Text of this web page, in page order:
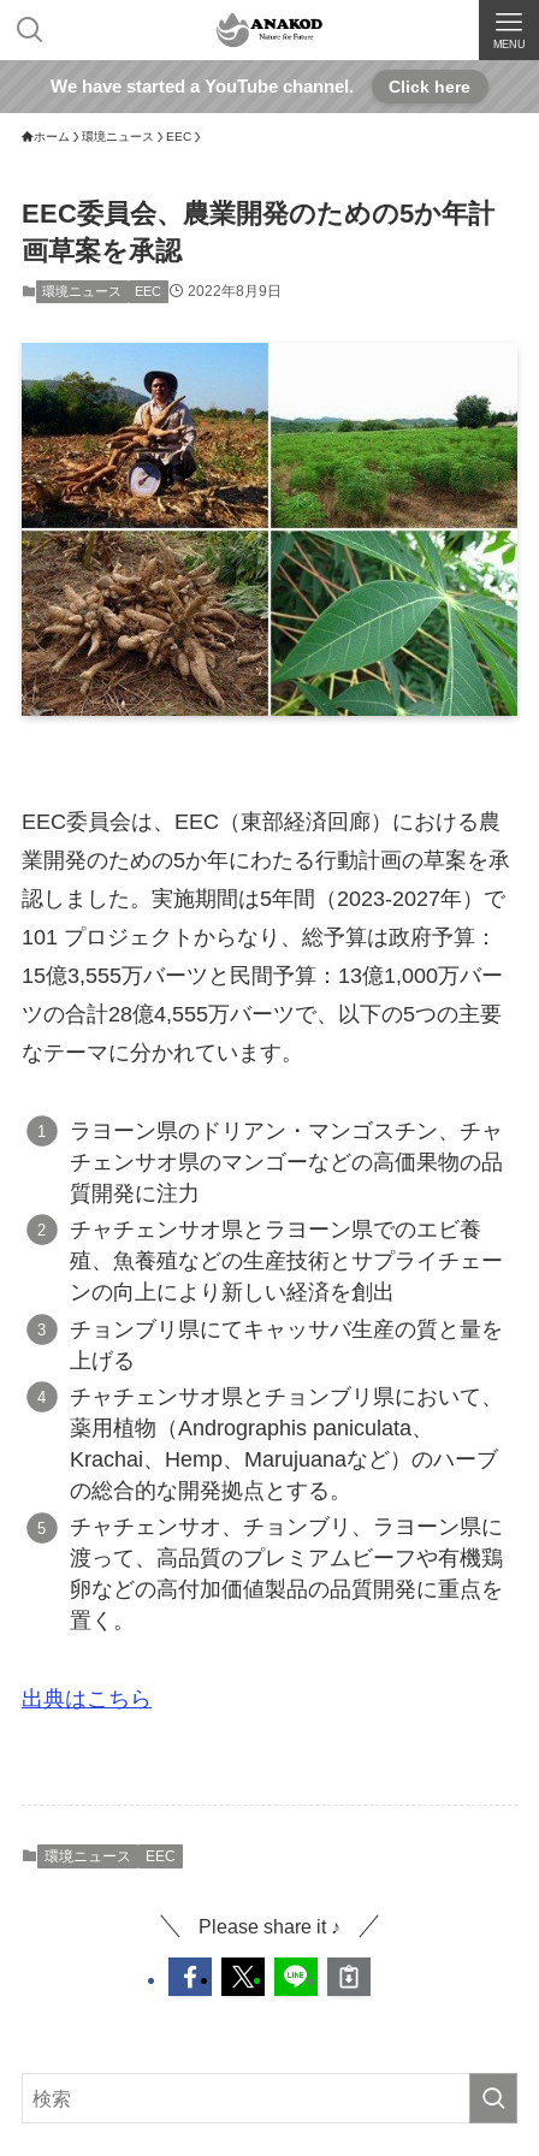
MENU
We have started a YouTube channel. Click here
ホーム 環境ニュース EEC
EEC委員会、農業開発のための5か年計
画草案を承認
環境ニュース EEC 2022年8月9日
EEC委員会は、EEC（東部経済回廊）における農
業開発のための5か年にわたる行動計画の草案を承
認しました。実施期間は5年間（2023-2027年）で
101 プロジェクトからなり、総予算は政府予算：
15億3,555万バーツと民間予算：13億1,000万バー
ツの合計28億4,555万バーツで、以下の5つの主要
なテーマに分かれています。
ラヨーン県のドリアン・マンゴスチン、チャ
チェンサオ県のマンゴーなどの高価果物の品
質開発に注力
チャチェンサオ県とラヨーン県でのエビ養
殖、魚養殖などの生産技術とサプライチェー
ンの向上により新しい経済を創出
チョンブリ県にてキャッサバ生産の質と量を
上げる
チャチェンサオ県とチョンブリ県において、
薬用植物（Andrographis paniculata、
Krachai、Hemp、Marujuanaなど）のハーブ
の総合的な開発拠点とする。
チャチェンサオ、チョンブリ、ラヨーン県に
渡って、高品質のプレミアムビーフや有機鶏
卵などの高付加価値製品の品質開発に重点を
置く。
出典はこち ら
環境ニュース EEC
Please share it ♪